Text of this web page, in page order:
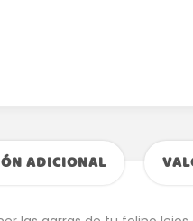
ADICIONAL